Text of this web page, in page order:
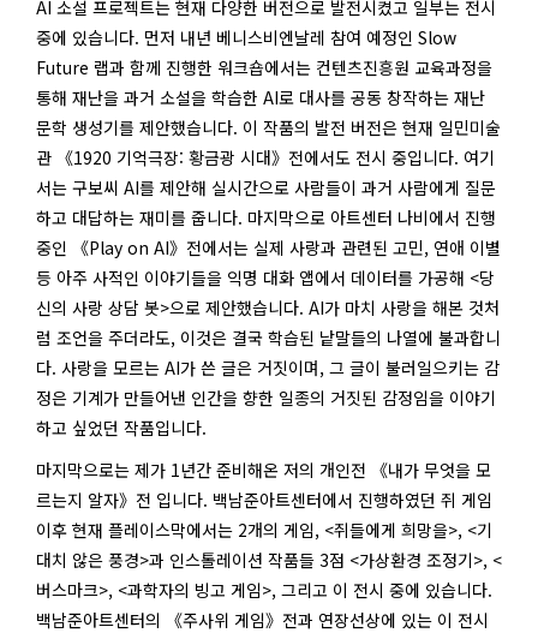
AI 소설 프로젝트는 현재 다양한 버전으로 발전시켰고 일부는 전시
중에 있습니다. 먼저 내년 베니스비엔날레 참여 예정인 Slow
Future 랩과 함께 진행한 워크숍에서는 컨텐츠진흥원 교육과정을
통해 재난을 과거 소설을 학습한 AI로 대사를 공동 창작하는 재난
문학 생성기를 제안했습니다. 이 작품의 발전 버전은 현재 일민미술
관 《1920 기억극장: 황금광 시대》전에서도 전시 중입니다. 여기
서는 구보씨 AI를 제안해 실시간으로 사람들이 과거 사람에게 질문
하고 대답하는 재미를 줍니다. 마지막으로 아트센터 나비에서 진행
중인 《Play on AI》전에서는 실제 사랑과 관련된 고민, 연애 이별
등 아주 사적인 이야기들을 익명 대화 앱에서 데이터를 가공해 <당
신의 사랑 상담 봇>으로 제안했습니다. AI가 마치 사랑을 해본 것처
럼 조언을 주더라도, 이것은 결국 학습된 낱말들의 나열에 불과합니
다. 사랑을 모르는 AI가 쓴 글은 거짓이며, 그 글이 불러일으키는 감
정은 기계가 만들어낸 인간을 향한 일종의 거짓된 감정임을 이야기
하고 싶었던 작품입니다.
마지막으로는 제가 1년간 준비해온 저의 개인전 《내가 무엇을 모
르는지 알자》전 입니다. 백남준아트센터에서 진행하였던 쥐 게임
이후 현재 플레이스막에서는 2개의 게임, <쥐들에게 희망을>, <기
대치 않은 풍경>과 인스톨레이션 작품들 3점 <가상환경 조정기>, <
버스마크>, <과학자의 빙고 게임>, 그리고 이 전시 중에 있습니다.
백남준아트센터의 《주사위 게임》전과 연장선상에 있는 이 전시